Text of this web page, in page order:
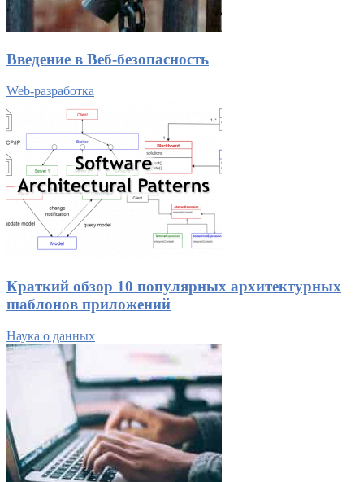
Введение в Веб-безопасность
Web-разработка
Краткий обзор 10 популярных архитектурных
шаблонов приложений
Наука о данных